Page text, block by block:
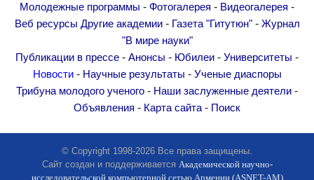
Молодежные программы - Фотогалерея - Видеогалерея -
Веб ресурсы Другие академии- Газета "Гитутюн"- Журнал
"В мире науки"
Публикации в прессе - Анонсы - Юбилеи - Университеты -
Новости- Научные результаты - Ученые диаспоры
Трибуна молодого ученого - Наши заслуженные деятели -
Объявления - Карта сайта - Поиск
© Copyright 1998-2026 Все права защищены.
Сайт создан и поддерживается Академической научно-
исследовательской компьютерной сетью Армении (ASNET-AM)